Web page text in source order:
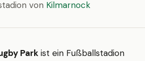
von Kilmarnock
Park ist ein Fußballstadion